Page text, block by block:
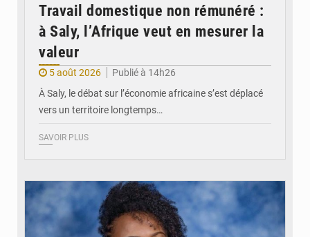
Travail domestique non rémunéré :
à Saly, l’Afrique veut en mesurer la
valeur
5 août 2026
Publié à 14h26
À Saly, le débat sur l’économie africaine s’est déplacé
vers un territoire longtemps…
SAVOIR PLUS